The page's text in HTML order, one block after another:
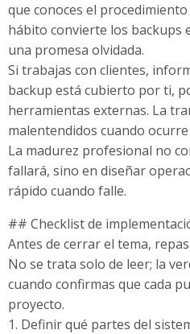
que conoces el
hábito convierte los backups
una promesa olvidada.
Si trabajas con clientes,
backup está cubierto por ti,
herramientas externas. La
malentendidos cuando
La madurez profesional no
fallará, sino en diseñar
rápido cuando falle.
## Checklist de
Antes de cerrar el tema,
No se trata solo de leer; la
cuando confirmas que cada
proyecto.
1. Definir qué partes del